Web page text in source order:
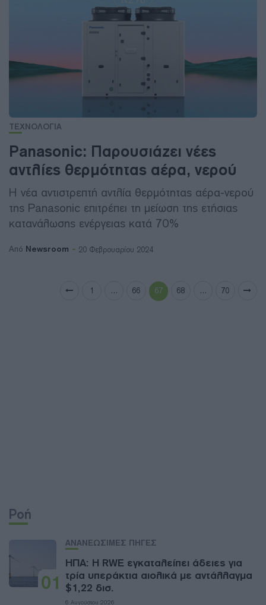
ΤΕΧΝΟΛΟΓΙΑ
Panasonic: Παρουσιάζει νέες
αντλίες θερμότητας αέρα, νερού
Η νέα αντιστρεπτή αντλία θερμότητας αέρα-νερού
της Panasonic επιτρέπει τη μείωση της ετήσιας
κατανάλωσης ενέργειας κατά 70%
Από Newsroom 20 Φεβρουαρίου 2024
1 … 66 67 68 … 70
Ροή
01
ΑΝΑΝΕΩΣΙΜΕΣ ΠΗΓΕΣ
ΗΠΑ: Η RWE εγκαταλείπει άδειες για
τρία υπεράκτια αιολικά με αντάλλαγμα
$1,22 δισ.
6 Αυγούστου 2026